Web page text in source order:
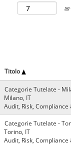
Titolo
Categorie Tutelate -
Milano, IT
Audit, Risk, Compliance
Categorie Tutelate -
Torino, IT
Audit, Risk, Compliance